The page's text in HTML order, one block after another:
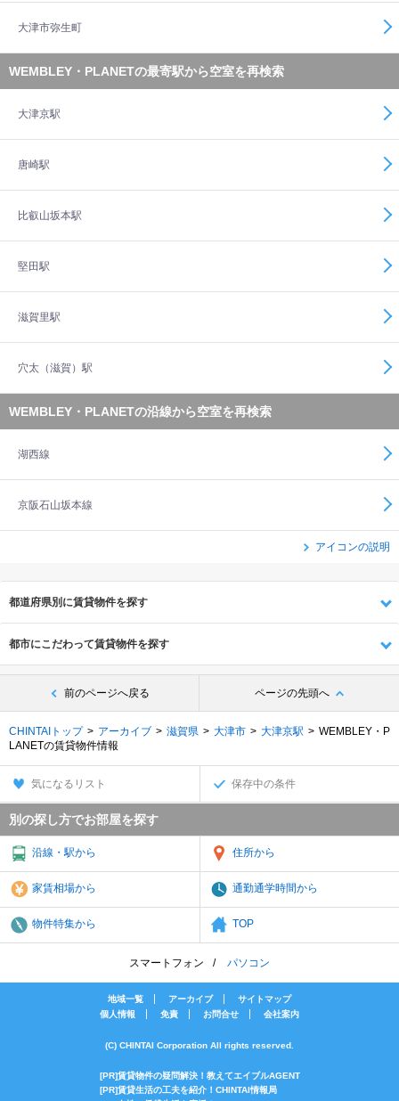
大津市弥生町
WEMBLEY・PLANETの最寄駅から空室を再検索
大津京駅
唐崎駅
比叡山坂本駅
堅田駅
滋賀里駅
穴太（滋賀）駅
WEMBLEY・PLANETの沿線から空室を再検索
湖西線
京阪石山坂本線
アイコンの説明
都道府県別に賃貸物件を探す
都市にこだわって賃貸物件を探す
前のページへ戻る ページの先頭へ
CHINTAIトップ アーカイブ 滋賀県 大津市 大津京駅
WEMBLEY・P
LANETの賃貸物件情報
気になるリスト 保存中の条件
別の探し方でお部屋を探す
沿線・駅から 住所から
家賃相場から 通勤通学時間から
物件特集から TOP
スマートフォン パソコン
地域一覧 アーカイブ
サイトマップ
個人情報
免責 お問合せ 会社案内
(C) CHINTAI Corporation All rights reserved.
[PR]賃貸物件の疑問解決！教えてエイブルAGENT
[PR]賃貸生活の工夫を紹介！CHINTAI情報局